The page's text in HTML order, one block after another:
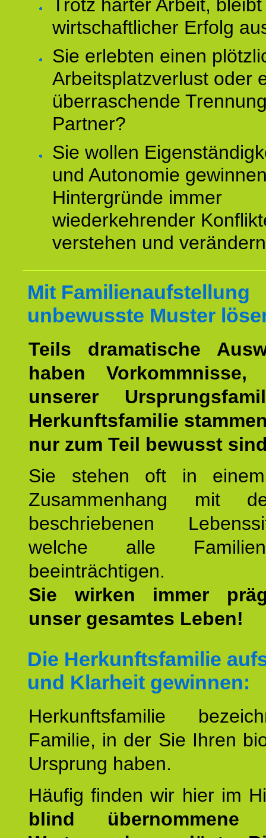
Trotz harter Arbeit,
wirtschaftlicher Erfolg
Sie erlebten einen
Arbeitsplatzverlust oder
überraschende
Partner?
Sie wollen
und Autonomie
Hintergründe immer
wiederkehrender
verstehen und
Mit Familienaufstellung
unbewusste Muster
Teils dramatische
haben
unserer
Herkunftsfamilie
nur zum Teil bewusst
Sie stehen oft in
Zusammenhang mit
beschriebenen
welche alle
beeinträchtigen.
Sie wirken immer
unser gesamtes Leben!
Die Herkunftsfamilie
und Klarheit gewinnen:
Herkunftsfamilie
Familie, in der Sie Ihren
Ursprung haben.
Häufig finden wir hier im
blind übernommene